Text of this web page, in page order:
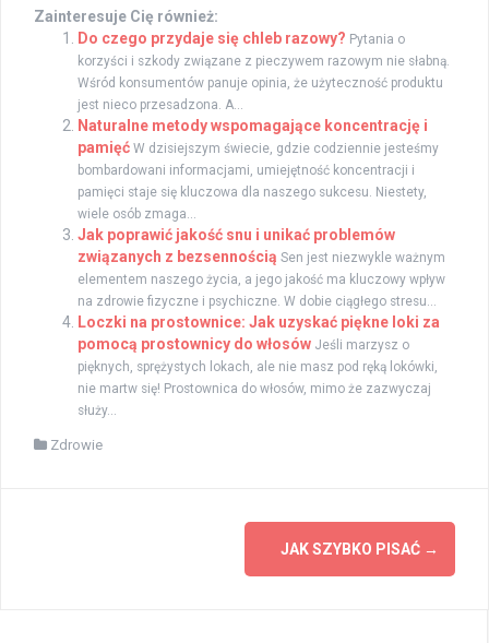
Zainteresuje Cię również:
Do czego przydaje się chleb razowy? Pytania o
korzyści i szkody związane z pieczywem razowym nie słabną.
Wśród konsumentów panuje opinia, że użyteczność produktu
jest nieco przesadzona. A...
Naturalne metody wspomagające koncentrację i
pamięć W dzisiejszym świecie, gdzie codziennie jesteśmy
bombardowani informacjami, umiejętność koncentracji i
pamięci staje się kluczowa dla naszego sukcesu. Niestety,
wiele osób zmaga...
Jak poprawić jakość snu i unikać problemów
związanych z bezsennością Sen jest niezwykle ważnym
elementem naszego życia, a jego jakość ma kluczowy wpływ
na zdrowie fizyczne i psychiczne. W dobie ciągłego stresu...
Loczki na prostownice: Jak uzyskać piękne loki za
pomocą prostownicy do włosów Jeśli marzysz o
pięknych, sprężystych lokach, ale nie masz pod ręką lokówki,
nie martw się! Prostownica do włosów, mimo że zazwyczaj
służy...
Zdrowie
JAK SZYBKO PISAĆ →